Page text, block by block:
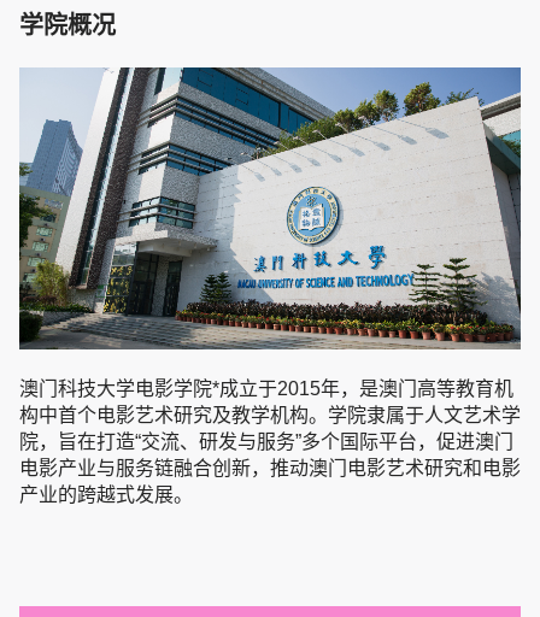
学院概况
澳门科技大学电影学院*成立于2015年，是澳门高等教育机
构中首个电影艺术研究及教学机构。学院隶属于人文艺术学
院，旨在打造“交流、研发与服务”多个国际平台，促进澳门
电影产业与服务链融合创新，推动澳门电影艺术研究和电影
产业的跨越式发展。